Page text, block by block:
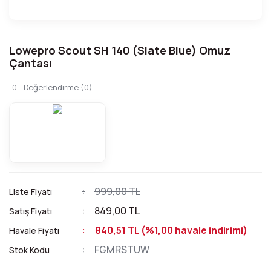
Lowepro Scout SH 140 (Slate Blue) Omuz
Çantası
0 - Değerlendirme (0)
Liste Fiyatı 999,00 TL
Satış Fiyatı 849,00 TL
Havale Fiyatı 840,51 TL (%1,00 havale indirimi)
Stok Kodu FGMRSTUW